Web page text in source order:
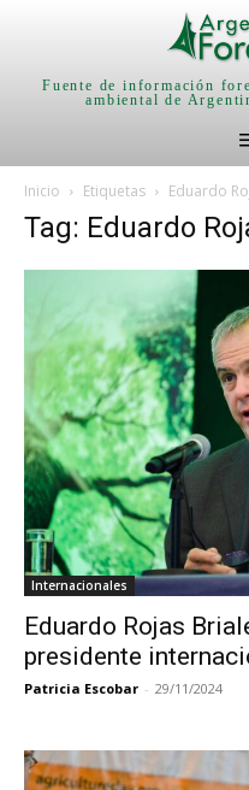
Fuente de información
ambiental de
Inicio Etiquetas Eduardo
Tag: Eduardo
Internacionales
Eduardo Rojas
presidente
Patricia Escobar - 29/11/2024